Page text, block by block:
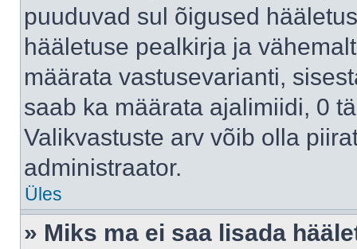
puuduvad sul õigused
hääletuse pealkirja ja
määrata vastusevarianti,
saab ka määrata ajalimiidi, 0
Valikvastuste arv võib olla
administraator.
Üles
» Miks ma ei saa lisada